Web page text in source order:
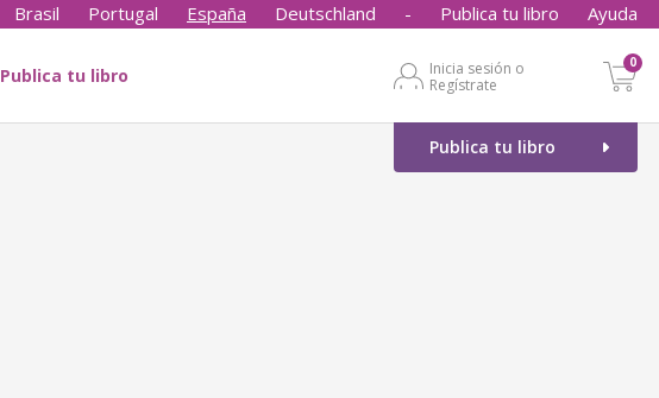
Brasil Portugal España Deutschland - Publica tu libro Ayuda
Publica tu libro
Inicia sesión o
Regístrate
0
Publica tu libro